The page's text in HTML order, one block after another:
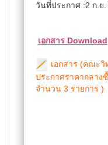
วันที่ประกาศ :2 ก.ย.
เอกสาร Download
เอกสาร (คณะวิ
ประกาศราคากลา
จำนวน 3 รายการ )